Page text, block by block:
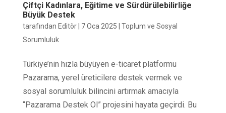
Çiftçi Kadınlara, Eğitime ve Sürdürülebilirliğe
Büyük Destek
tarafından Editör| 7 Oca 2025
Toplum ve Sosyal
Sorumluluk
Türkiye’nin hızla büyüyen e-ticaret platformu
Pazarama, yerel üreticilere destek vermek ve
sosyal sorumluluk bilincini artırmak amacıyla
“Pazarama Destek Ol” projesini hayata geçirdi. Bu